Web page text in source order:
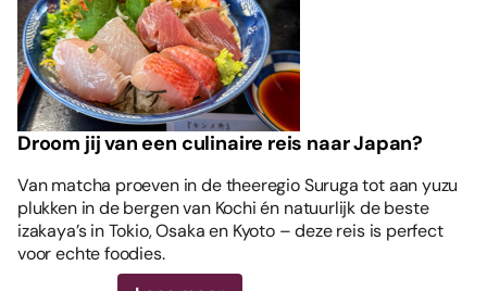
Droom jij van een culinaire reis naar Japan?
Van matcha proeven in de theeregio Suruga tot aan yuzu
plukken in de bergen van Kochi én natuurlijk de beste
izakaya’s in Tokio, Osaka en Kyoto – deze reis is perfect
voor echte foodies.